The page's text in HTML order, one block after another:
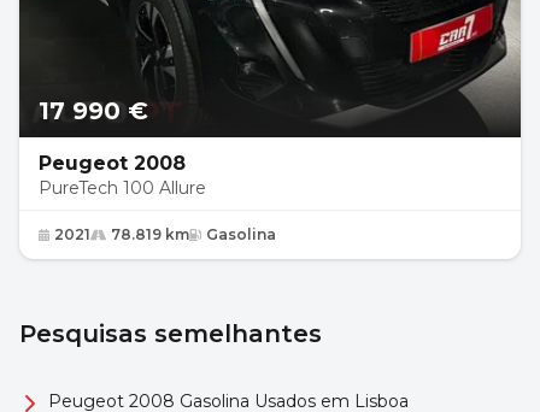
17 990 €
Peugeot 2008
PureTech 100 Allure
2021 78.819 km Gasolina
Pesquisas semelhantes
Peugeot 2008 Gasolina Usados em Lisboa